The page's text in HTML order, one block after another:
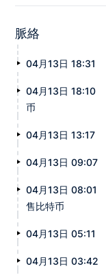
脈絡
04月13日 18:31
04月13日 18:10
币
04月13日 13:17
04月13日 09:07
04月13日 08:01
售比特币
04月13日 05:11
04月13日 03:42